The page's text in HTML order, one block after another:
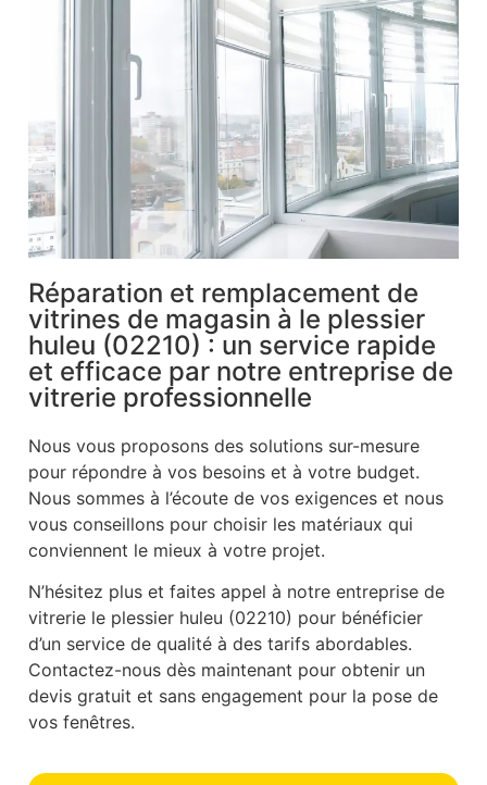
Réparation et remplacement de
vitrines de magasin à le plessier
huleu (02210) : un service rapide
et efficace par notre entreprise de
vitrerie professionnelle
Nous vous proposons des solutions sur-mesure
pour répondre à vos besoins et à votre budget.
Nous sommes à l’écoute de vos exigences et nous
vous conseillons pour choisir les matériaux qui
conviennent le mieux à votre projet.
N’hésitez plus et faites appel à notre entreprise de
vitrerie le plessier huleu (02210) pour bénéficier
d’un service de qualité à des tarifs abordables.
Contactez-nous dès maintenant pour obtenir un
devis gratuit et sans engagement pour la pose de
vos fenêtres.